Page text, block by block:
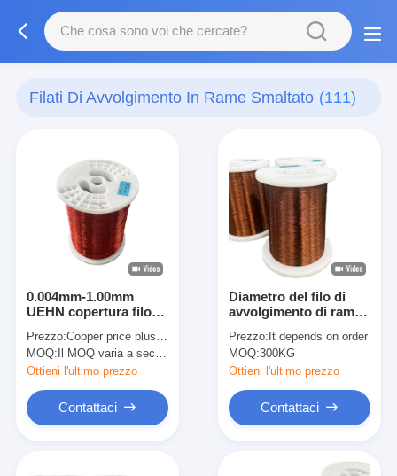
Filati Di Avvolgimento In Rame Smaltato (111)
0.004mm-1.00mm
UEHN copertura filo
UEHN U3 Classe
termica 180
Prezzo:Copper price plus processing fee plus freight
MOQ: Il MOQ varia a seconda della dimensione della specifica
Ottieni l'ultimo prezzo
Contattaci
Diametro del filo di
avvolgimento di rame
0,10 mm-3,35 mm
Prezzo: It depends on order
MOQ:300KG
Ottieni l'ultimo prezzo
Contattaci